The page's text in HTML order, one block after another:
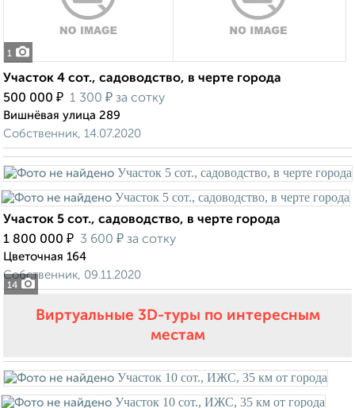
1
Участок 4 сот., садоводство, в черте города
500 000 ₽ 1 300 ₽ за сотку
Вишнёвая улица 289
Собственник, 14.07.2020
14
Участок 5 сот., садоводство, в черте города
1 800 000 ₽ 3 600 ₽ за сотку
Цветочная 164
Собственник, 09.11.2020
Виртуальные 3D-туры по интересным
местам